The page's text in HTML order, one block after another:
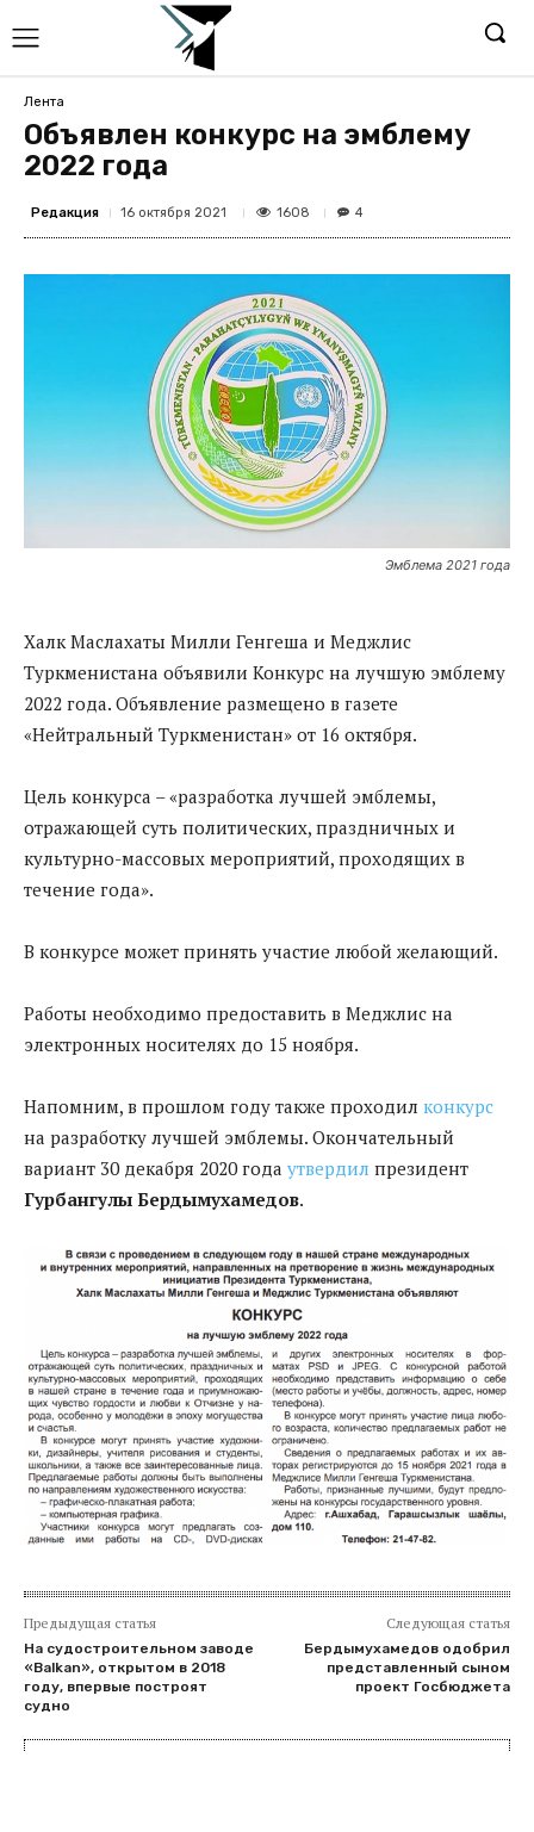
Лента
Объявлен конкурс на эмблему
2022 года
Редакция 16 октября 2021 1608 4
Эмблема 2021 года
Халк Маслахаты Милли Генгеша и Меджлис
Туркменистана объявили Конкурс на лучшую эмблему
2022 года. Объявление размещено в газете
«Нейтральный Туркменистан» от 16 октября.
Цель конкурса – «разработка лучшей эмблемы,
отражающей суть политических, праздничных и
культурно-массовых мероприятий, проходящих в
течение года».
В конкурсе может принять участие любой желающий.
Работы необходимо предоставить в Меджлис на
электронных носителях до 15 ноября.
Напомним, в прошлом году также проходил конкурс
на разработку лучшей эмблемы. Окончательный
вариант 30 декабря 2020 года утвердил президент
Гурбангулы Бердымухамедов.
Предыдущая статья
На судостроительном заводе
«Balkan», открытом в 2018
году, впервые построят
судно
Следующая статья
Бердымухамедов одобрил
представленный сыном
проект Госбюджета